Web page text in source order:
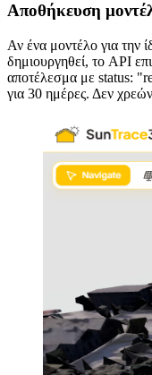
Αποθήκευση
Αν ένα μοντέλο για την
δημιουργηθεί, το API
αποτέλεσμα με status:
για 30 ημέρες. Δεν